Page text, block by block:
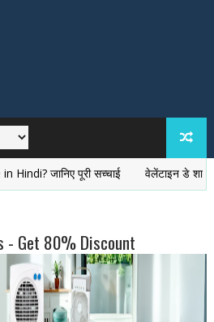
पूरी सच्चाई वेलेंटाइन डे शायरी।
- Get 80% Discount